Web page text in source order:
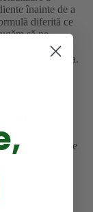
înainte de a
diferită ce
să ne
sfaturile
persoană la alta.
ml:
Apoi, clateste
Shah Cocoa